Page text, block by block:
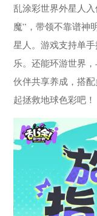
乱涂彩世界外星人
魔”，带领不靠谱神
星人。游戏支持单
乐。还能环游世界
伙伴共享养成，搭
起拯救地球色彩吧！